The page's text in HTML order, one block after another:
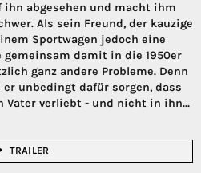
ihn abgesehen und macht ihm
Als sein Freund, der kauzige
Sportwagen jedoch eine
damit in die 1950er
ganz andere Probleme. Denn
unbedingt dafür sorgen, dass
verliebt - und nicht in ihn...
TRAILER